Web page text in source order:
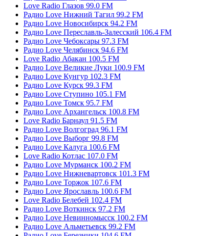
Love Radio Глазов 99.0 FM
Радио Love Нижний Тагил 99.2 FM
Радио Love Новосибирск 94.2 FM
Радио Love Переславль-Залесский 106.4 FM
Радио Love Чебоксары 97.3 FM
Радио Love Челябинск 94.6 FM
Love Radio Абакан 100.5 FM
Радио Love Великие Луки 100.9 FM
Радио Love Кунгур 102.3 FM
Радио Love Курск 99.3 FM
Радио Love Ступино 105.1 FM
Радио Love Томск 95.7 FM
Радио Love Архангельск 100.8 FM
Love Radio Барнаул 91.5 FM
Радио Love Волгоград 96.1 FM
Радио Love Выборг 99.8 FM
Радио Love Калуга 100.6 FM
Love Radio Котлас 107.0 FM
Радио Love Мурманск 100.2 FM
Радио Love Нижневартовск 101.3 FM
Радио Love Торжок 107.6 FM
Радио Love Ярославль 100.6 FM
Love Radio Белебей 102.4 FM
Радио Love Воткинск 97.2 FM
Радио Love Невинномысск 100.2 FM
Радио Love Альметьевск 99.2 FM